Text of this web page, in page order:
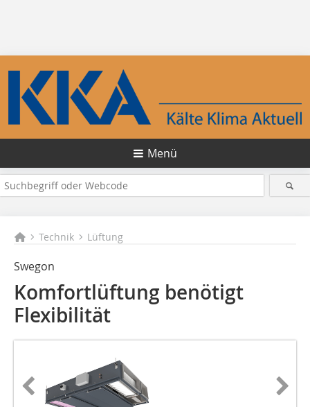
Menü
Technik Lüftung
Swegon
Komfortlüftung benötigt
Flexibilität